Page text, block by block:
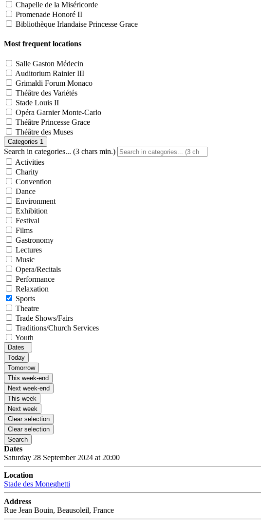
Chapelle de la Miséricorde
Promenade Honoré II
Bibliothèque Irlandaise Princesse Grace
Most frequent locations
Salle Gaston Médecin
Auditorium Rainier III
Grimaldi Forum Monaco
Théâtre des Variétés
Stade Louis II
Opéra Garnier Monte-Carlo
Théâtre Princesse Grace
Théâtre des Muses
Categories 1
Search in categories... (3 chars min.)
Activities
Charity
Convention
Dance
Environment
Exhibition
Festival
Films
Gastronomy
Lectures
Music
Opera/Recitals
Performance
Relaxation
Sports
Theatre
Trade Shows/Fairs
Traditions/Church Services
Youth
Dates
Today
Tomorrow
This week-end
Next week-end
This week
Next week
Clear selection
Clear selection
Search
Dates
Saturday 28 September 2024 at 20:00
Location
Stade des Moneghetti
Address
Rue Jean Bouin, Beausoleil, France